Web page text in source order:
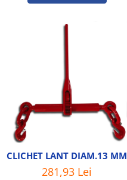
CLICHET LANT DIAM.13 MM
281,93 Lei